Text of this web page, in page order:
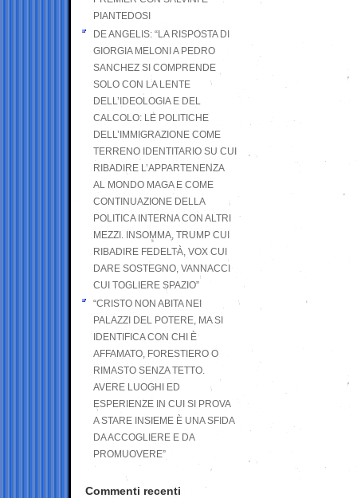
PIANTEDOSI
DE ANGELIS: “LA RISPOSTA DI
GIORGIA MELONI A PEDRO
SANCHEZ SI COMPRENDE
SOLO CON LA LENTE
DELL’IDEOLOGIA E DEL
CALCOLO: LE POLITICHE
DELL’IMMIGRAZIONE COME
TERRENO IDENTITARIO SU CUI
RIBADIRE L’APPARTENENZA
AL MONDO MAGA E COME
CONTINUAZIONE DELLA
POLITICA INTERNA CON ALTRI
MEZZI. INSOMMA, TRUMP CUI
RIBADIRE FEDELTÀ, VOX CUI
DARE SOSTEGNO, VANNACCI
CUI TOGLIERE SPAZIO”
“CRISTO NON ABITA NEI
PALAZZI DEL POTERE, MA SI
IDENTIFICA CON CHI È
AFFAMATO, FORESTIERO O
RIMASTO SENZA TETTO.
AVERE LUOGHI ED
ESPERIENZE IN CUI SI PROVA
A STARE INSIEME È UNA SFIDA
DA ACCOGLIERE E DA
PROMUOVERE”
Commenti recenti